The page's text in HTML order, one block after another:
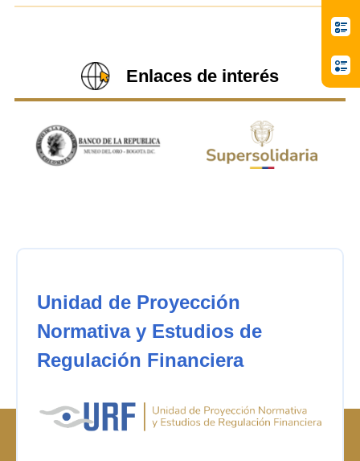
Enlaces de interés
Unidad de Proyección
Normativa y Estudios de
Regulación Financiera